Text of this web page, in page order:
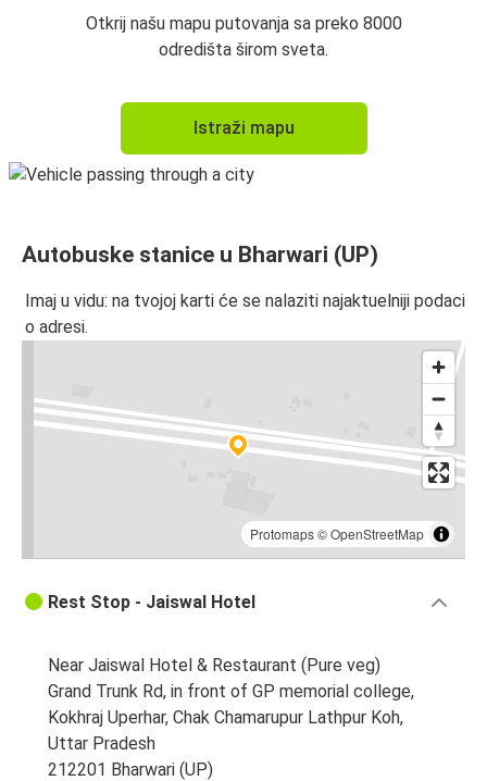
Otkrij našu mapu putovanja sa preko 8000
odredišta širom sveta.
Istraži mapu
Autobuske stanice u Bharwari (UP)
Imaj u vidu: na tvojoj karti će se nalaziti najaktuelniji podaci
o adresi.
Protomaps©OpenStreetMap
Rest Stop - Jaiswal Hotel
Near Jaiswal Hotel & Restaurant (Pure veg)
Grand Trunk Rd, in front of GP memorial college,
Kokhraj Uperhar, Chak Chamarupur Lathpur Koh,
Uttar Pradesh
212201 Bharwari (UP)